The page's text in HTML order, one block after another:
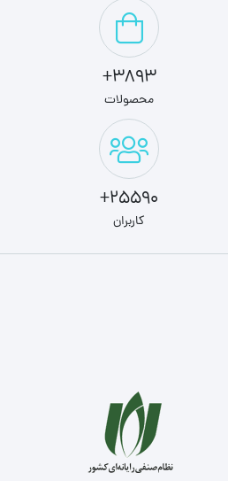
3893+
محصولات
25590+
کاربران